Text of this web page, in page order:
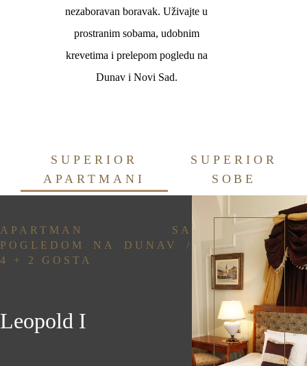
nezaboravan boravak. Uživajte u
prostranim sobama, udobnim
krevetima i prelepom pogledu na
Dunav i Novi Sad.
SUPERIOR
APARTMANI
SUPERIOR
SOBE
APARTMAN SA
POGLEDOM NA DUNAV /
4 + 2 GOSTA
Leopold I